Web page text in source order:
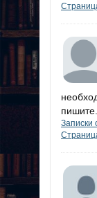
пишите...
Записки